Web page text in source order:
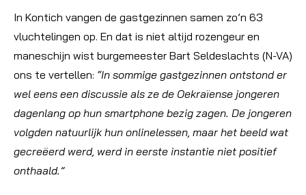
In Kontich vangen de gastgezinnen samen zo’n 63
vluchtelingen op. En dat is niet altijd rozengeur en
maneschijn wist burgemeester Bart Seldeslachts (N-VA)
ons te vertellen: “In sommige gastgezinnen ontstond er
wel eens een discussie als ze de Oekraïense jongeren
dagenlang op hun smartphone bezig zagen. De jongeren
volgden natuurlijk hun onlinelessen, maar het beeld wat
gecreëerd werd, werd in eerste instantie niet positief
onthaald.”